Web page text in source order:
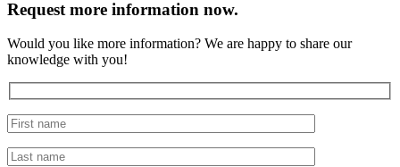
Request more information now.
Would you like more information? We are happy to share our
knowledge with you!